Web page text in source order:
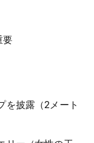
要
を披露（2メート